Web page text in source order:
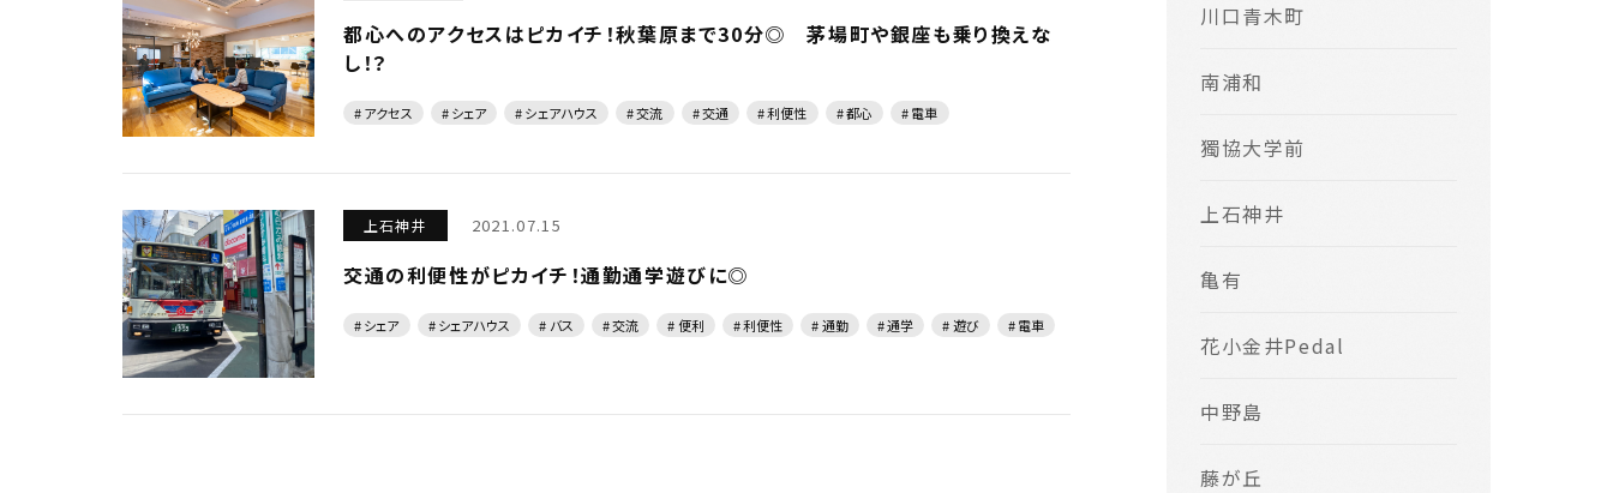
都心へのアクセスはピカイチ！秋葉原まで30分◎ 茅場町や銀座も乗り換えな
し！？
# アクセス # シェア # シェアハウス # 交流 # 交通 # 利便性 # 都心 # 電車
上石神井 2021.07.15
交通の利便性がピカイチ！通勤通学遊びに◎
# シェア # シェアハウス # バス # 交流 # 便利 # 利便性 # 通勤 # 通学 # 遊び # 電車
川口青木町
南浦和
獨協大学前
上石神井
亀有
花小金井Pedal
中野島
藤が丘